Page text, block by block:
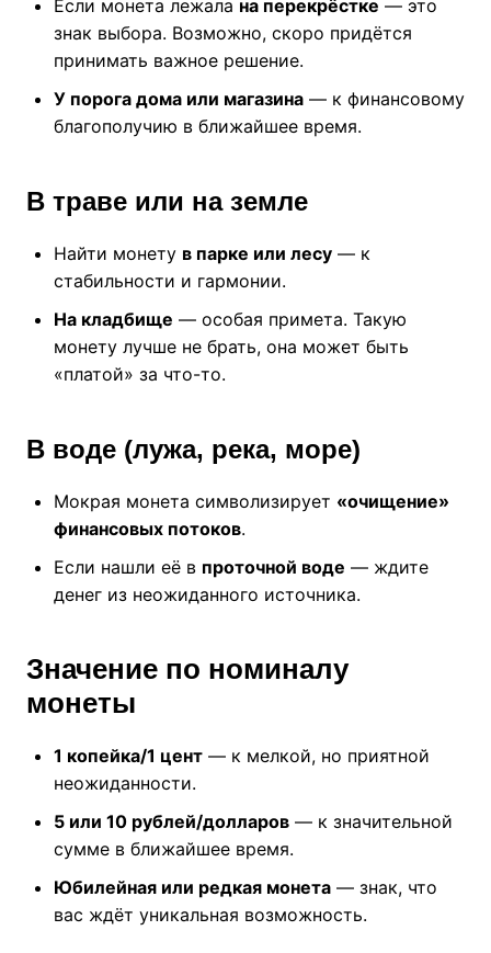
Если монета лежала на перекрёстке — это
знак выбора. Возможно, скоро придётся
принимать важное решение.
У порога дома или магазина— к финансовому
благополучию в ближайшее время.
В траве или на земле
Найти монету в парке или лесу— к
стабильности и гармонии.
На кладбище — особая примета. Такую
монету лучше не брать, она может быть
«платой» за что-то.
В воде (лужа, река, море)
Мокрая монета символизирует «очищение»
финансовых потоков.
Если нашли её в проточной воде — ждите
денег из неожиданного источника.
Значение по номиналу
монеты
1 копейка/1 цент— к мелкой, но приятной
неожиданности.
5 или 10 рублей/долларов— к значительной
сумме в ближайшее время.
Юбилейная или редкая монета— знак, что
вас ждёт уникальная возможность.